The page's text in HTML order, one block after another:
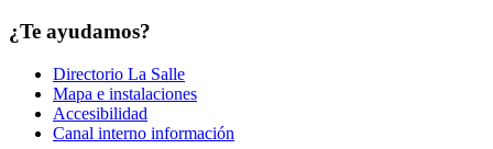
¿Te ayudamos?
Directorio La Salle
Mapa e instalaciones
Accesibilidad
Canal interno información